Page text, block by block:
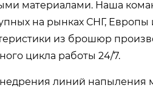
материалами. Наша
на рынках СНГ,
из брошюр
цикла работы 24/7.
линий напыления